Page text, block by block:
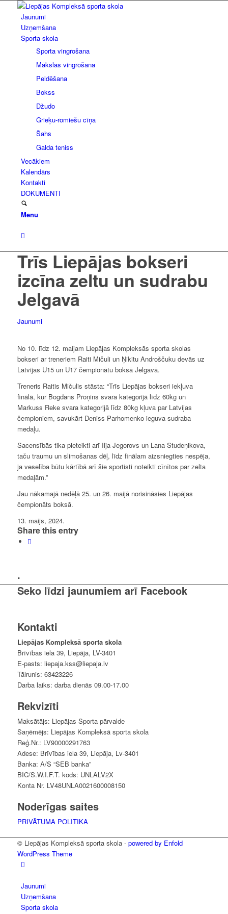
Jaunumi
Uzņemšana
Sporta skola
Sporta vingrošana
Mākslas vingrošana
Peldēšana
Bokss
Džudo
Grieķu-romiešu cīņa
Šahs
Galda teniss
Vecākiem
Kalendārs
Kontakti
DOKUMENTI
Menu
Trīs Liepājas bokseri
izcīna zeltu un sudrabu
Jelgavā
Jaunumi
No 10. līdz 12. maijam Liepājas Kompleksās sporta skolas
bokseri ar treneriem Raiti Mičuli un Ņikitu Androščuku devās uz
Latvijas U15 un U17 čempionātu boksā Jelgavā.
Treneris Raitis Mičulis stāsta: “Trīs Liepājas bokseri iekļuva
finālā, kur Bogdans Proņins svara kategorijā līdz 60kg un
Markuss Reke svara kategorijā līdz 80kg kļuva par Latvijas
čempioniem, savukārt Deniss Parhomenko ieguva sudraba
medaļu.
Sacensībās tika pieteikti arī Ilja Jegorovs un Lana Studeņikova,
taču traumu un slimošanas dēļ, līdz finālam aizsniegties nespēja,
ja veselība būtu kārtībā arī šie sportisti noteikti cīnītos par zelta
medaļām.”
Jau nākamajā nedēļā 25. un 26. maijā norisināsies Liepājas
čempionāts boksā.
13. maijs, 2024.
Share this entry
.
Seko līdzi jaunumiem arī Facebook
Kontakti
Liepājas Kompleksā sporta skola
Brīvības iela 39, Liepāja, LV-3401
E-pasts: liepaja.kss@liepaja.lv
Tālrunis: 63423226
Darba laiks: darba dienās 09.00-17.00
Rekvizīti
Maksātājs: Liepājas Sporta pārvalde
Saņēmējs: Liepājas Kompleksā sporta skola
Reģ.Nr.: LV90000291763
Adese: Brīvības iela 39, Liepāja, Lv-3401
Banka: A/S “SEB banka”
BIC/S.W.I.F.T. kods: UNLALV2X
Konta Nr. LV48UNLA0021600008150
Noderīgas saites
PRIVĀTUMA POLITIKA
© Liepājas Kompleksā sporta skola - powered by Enfold
WordPress Theme
Jaunumi
Uzņemšana
Sporta skola